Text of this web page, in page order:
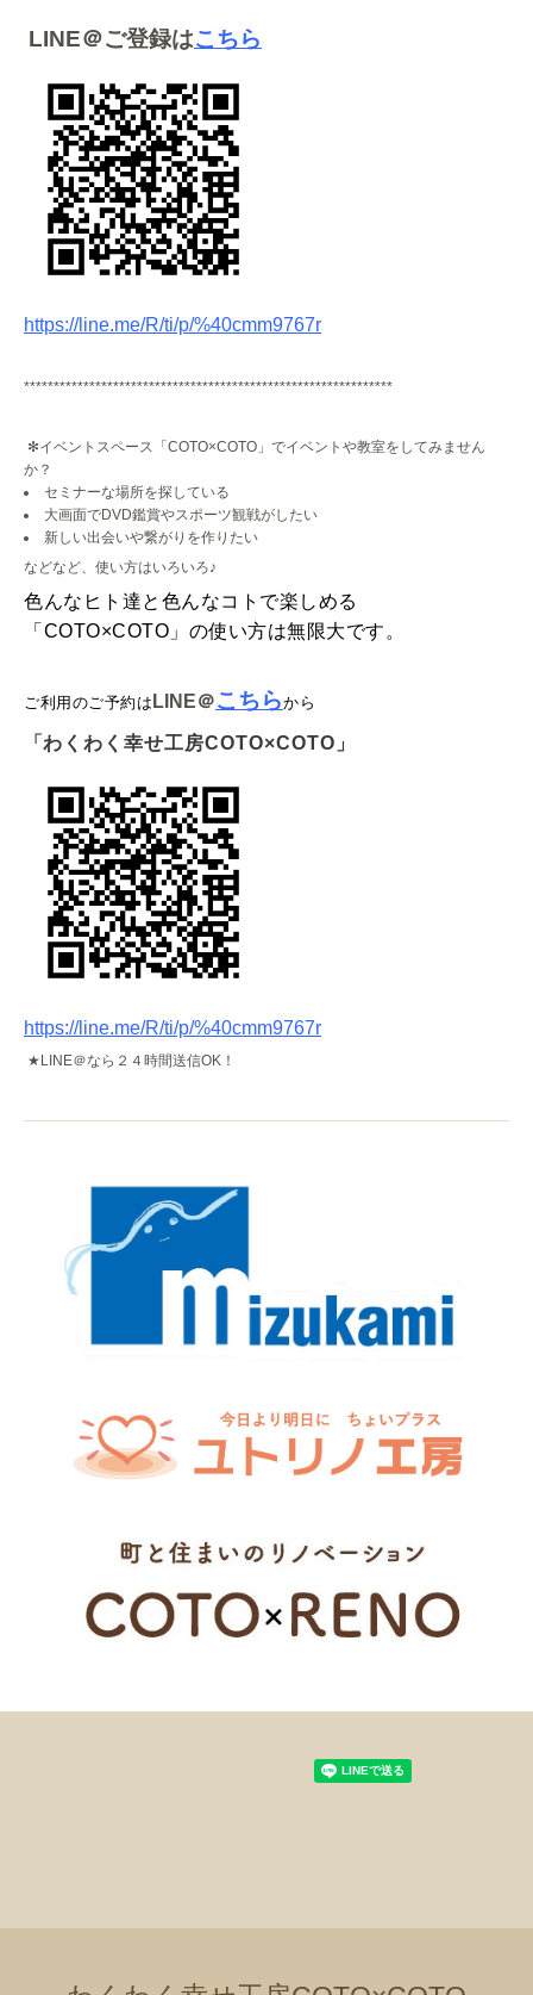
LINE＠ご登録はこちら
https://line.me/R/ti/p/%40cmm9767r
**************************************************************
✻イベントスペース「COTO×COTO」でイベントや教室をしてみません
か？
セミナーな場所を探している
大画面でDVD鑑賞やスポーツ観戦がしたい
新しい出会いや繋がりを作りたい
などなど、使い方はいろいろ♪
色んなヒト達と色んなコトで楽しめる
「COTO×COTO」の使い方は無限大です。
ご利用のご予約は LINE＠こちらから
「 わくわく幸せ工房COTO×COTO」
https://line.me/R/ti/p/%40cmm9767r
★LINE＠なら２４時間送信OK ！